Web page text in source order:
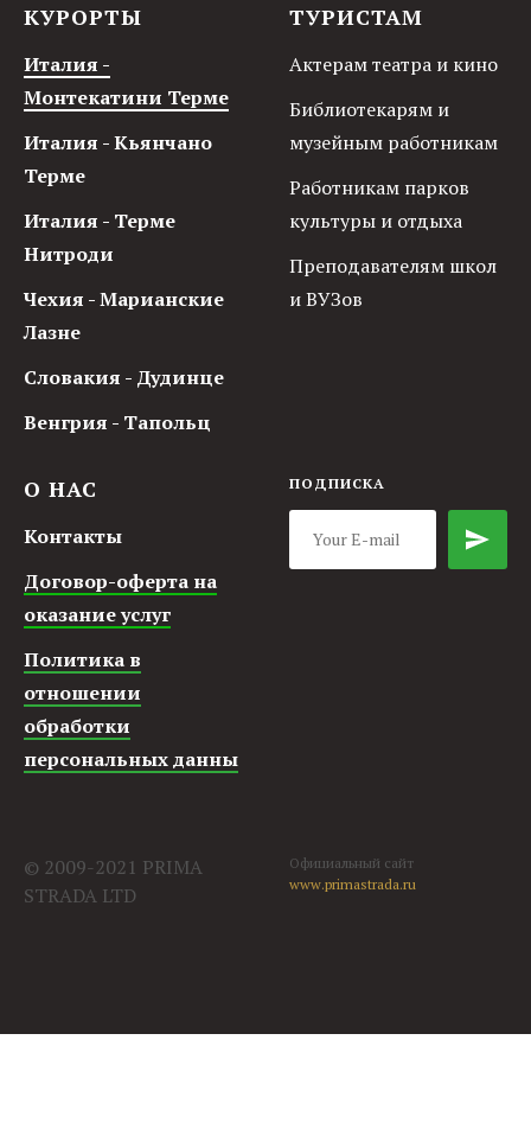
КУРОРТЫ
Италия -
Монтекатини Терме
Италия - Кьянчано
Терме
Италия - Терме
Нитроди
Чехия - Марианские
Лазне
Словакия - Дудинце
Венгрия - Тапольц
ТУРИСТАМ
Актерам театра и кино
Библиотекарям и
музейным работникам
Работникам парков
культуры и отдыха
Преподавателям школ
и ВУЗов
О НАС
Контакты
Договор-оферта на
оказание услуг
Политика в
отношении
обработки
персональных данны
ПОДПИСКА
© 2009-2021 PRIMA
STRADA LTD
Официальный сайт
www.primastrada.ru